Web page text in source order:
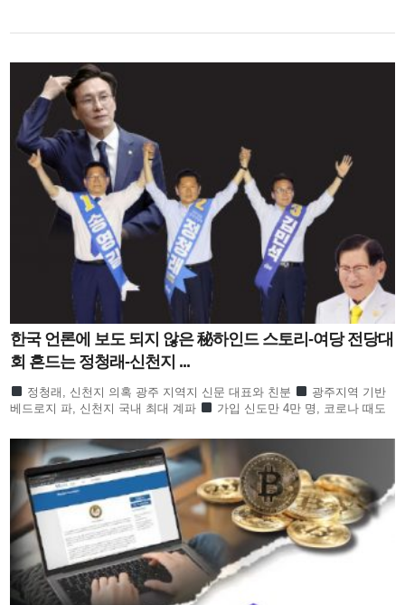
한국 언론에 보도 되지 않은 秘하인드 스토리-여당 전당대
회 흔드는 정청래-신천지 ...
정청래, 신천지 의혹 광주 지역지 신문 대표와 친분
광주지역 기반
베드로지 파, 신천지 국내 최대 계파
가입 신도만 4만 명, 코로나 때도